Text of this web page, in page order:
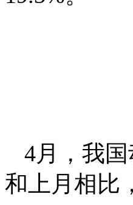
4月，我
和上月相比